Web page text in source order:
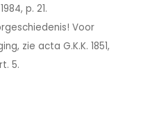
p. 21.
Voor
zie acta G.K.K. 1851,
5.